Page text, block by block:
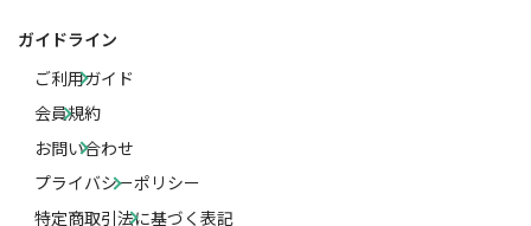
ガイドライン
ご利用ガイド
会員規約
お問い合わせ
プライバシーポリシー
特定商取引法に基づく表記